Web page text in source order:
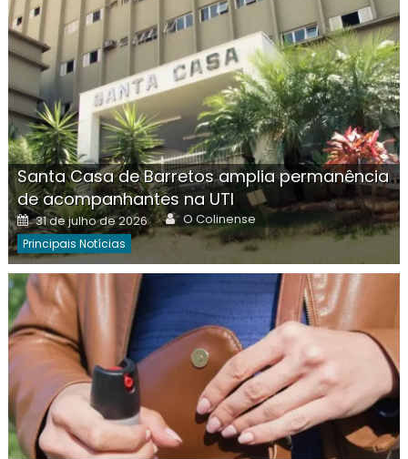
Santa Casa de Barretos amplia permanência
de acompanhantes na UTI
Posted
on
31 de julho de 2026 Author
O Colinense
Principais Notícias